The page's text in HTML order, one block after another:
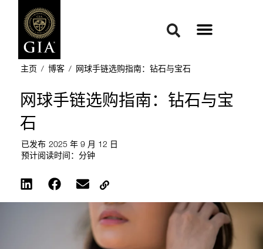
主页 / 博客 / 网球手链选购指南：钻石与宝石
网球手链选购指南：钻石与宝
石
已发布 2025 年 9 月 12 日
预计阅读时间： 分钟